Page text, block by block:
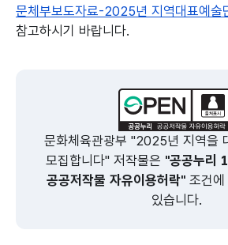
문체부보도자료-2025년 지역대표예
참고하시기 바랍니다.
문화체육관광부 "2025년 지역을
모집합니다" 저작물은 "공공누리
공공저작물 자유이용허락"조건에
있습니다.